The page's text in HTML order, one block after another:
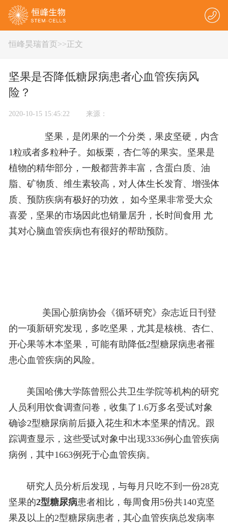
恒峰昊瑞首页>>正文
坚果是否降低糖尿病患者心血管疾病风
险？
2020-10-15 15:45:22 来源：
坚果，是闭果的一个分类，果皮坚硬，内含
1粒或者多粒种子。如板栗，杏仁等的果实。坚果是
植物的精华部分，一般都营养丰富，含蛋白质、油
脂、矿物质、维生素较高，对人体生长发育、增强体
质、预防疾病有极好的功效， 如今坚果非常受大众
喜爱，坚果的市场因此也销量居升，长时间食用 尤
其对心脑血管疾病也有很好的帮助预防。
美国心脏病协会《循环研究》杂志近日刊登
的一项新研究发现，多吃坚果，尤其是核桃、杏仁、
开心果等木本坚果，可能有助降低2型糖尿病患者罹
患心血管疾病的风险。
美国哈佛大学陈曾熙公共卫生学院等机构的研究
人员利用饮食调查问卷，收集了1.6万多名受试对象
确诊2型糖尿病前后摄入花生和木本坚果的情况。跟
踪调查显示，这些受试对象中出现3336例心血管疾病
病例，其中1663例死于心血管疾病。
研究人员分析后发现，与每月只吃不到一份28克
坚果的2型糖尿病患者相比，每周食用5份共140克坚
果及以上的2型糖尿病患者，其心血管疾病总发病率